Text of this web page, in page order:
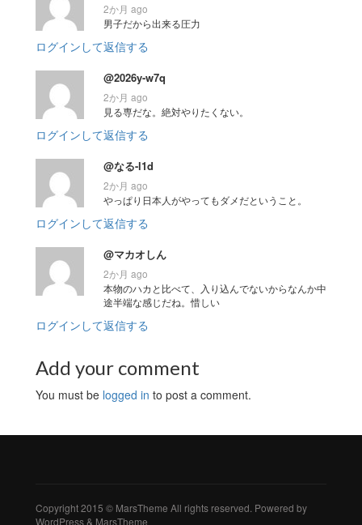
2か月 ago
男子だから出来る圧力
ログインして返信する
@2026y-w7q
2か月 ago
見る専だな。絶対やりたくない。
ログインして返信する
@なる-l1d
2か月 ago
やっぱり日本人がやってもダメだということ。
ログインして返信する
@マカオしん
2か月 ago
本物のハカと比べて、入り込んでないからなんか中
途半端な感じだね。惜しい
ログインして返信する
Add your comment
You must be logged in to post a comment.
Copyright 2015 © MarsTheme All rights reserved. Powered by
WordPress & MarsTheme